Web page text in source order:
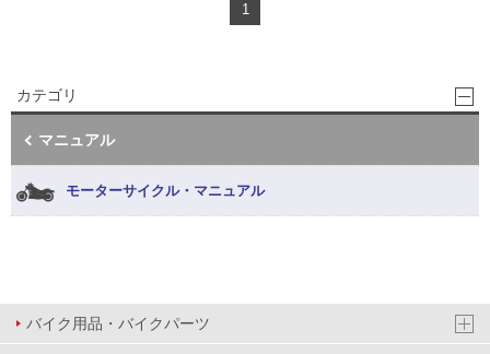
1
カテゴリ
マニュアル
モーターサイクル・マニュアル
バイク用品・バイクパーツ